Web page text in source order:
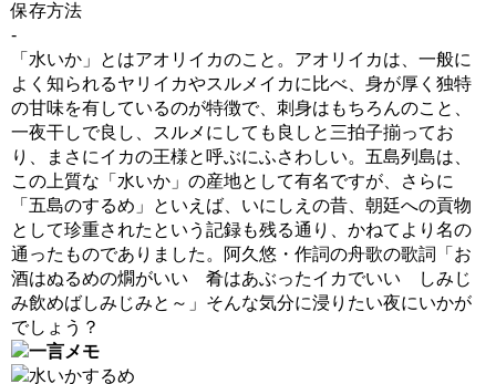
保存方法
-
「水いか」とはアオリイカのこと。アオリイカは、一般に
よく知られるヤリイカやスルメイカに比べ、身が厚く独特
の甘味を有しているのが特徴で、刺身はもちろんのこと、
一夜干しで良し、スルメにしても良しと三拍子揃ってお
り、まさにイカの王様と呼ぶにふさわしい。五島列島は、
この上質な「水いか」の産地として有名ですが、さらに
「五島のするめ」といえば、いにしえの昔、朝廷への貢物
として珍重されたという記録も残る通り、かねてより名の
通ったものでありました。阿久悠・作詞の舟歌の歌詞「お
酒はぬるめの燗がいい 肴はあぶったイカでいい しみじ
み飲めばしみじみと～」そんな気分に浸りたい夜にいかが
でしょう？